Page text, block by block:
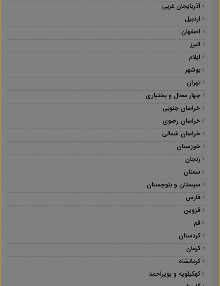
آذربایجان غربی
اردبیل
اصفهان
البرز
ایلام
بوشهر
تهران
چهار محال و بختیاری
خراسان جنوبی
خراسان رضوی
خراسان شمالی
خوزستان
زنجان
سمنان
سیستان و بلوچستان
فارس
قزوین
قم
کردستان
کرمان
کرمانشاه
کهکیلویه و بویراحمد